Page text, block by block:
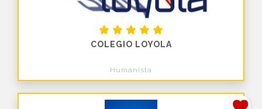
COLEGIO LOYOLA
Humanista